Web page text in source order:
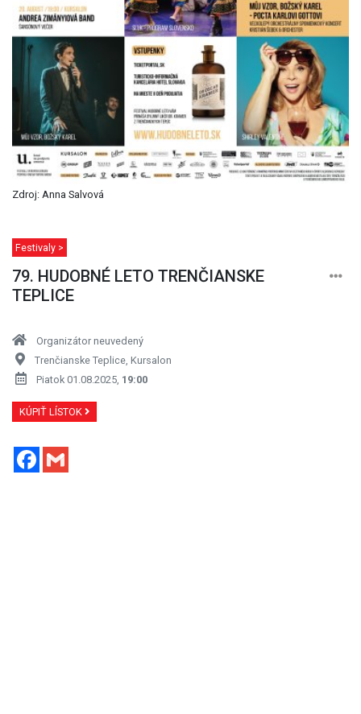
Zdroj: Anna Salvová
Festivaly >
79. HUDOBNÉ LETO TRENČIANSKE
TEPLICE
Organizátor neuvedený
Trenčianske Teplice, Kursalon
Piatok 01.08.2025, 19:00
KÚPIŤ LÍSTOK
Facebook